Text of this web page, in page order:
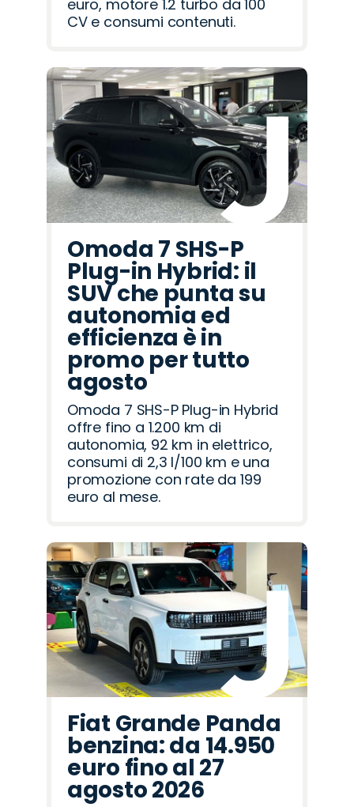
euro, motore 1.2 turbo da 100
CV e consumi contenuti.
Omoda 7 SHS-P
Plug-in Hybrid: il
SUV che punta su
autonomia ed
efficienza è in
promo per tutto
agosto
Omoda 7 SHS-P Plug-in Hybrid
offre fino a 1.200 km di
autonomia, 92 km in elettrico,
consumi di 2,3 l/100 km e una
promozione con rate da 199
euro al mese.
Fiat Grande Panda
benzina: da 14.950
euro fino al 27
agosto 2026